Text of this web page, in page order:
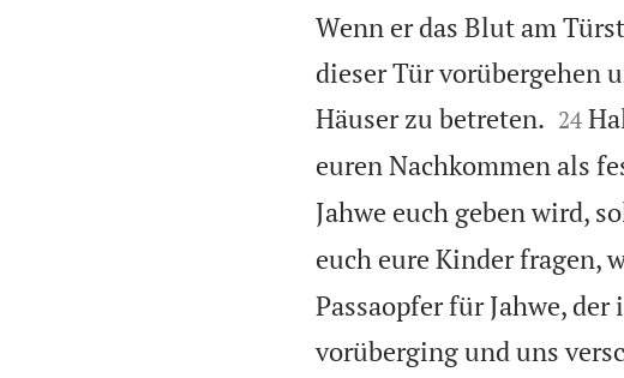
Wenn er das Blut am
dieser Tür vorübergehen
Häuser zu betreten.
24
euren Nachkommen als
Jahwe euch geben wird,
euch eure Kinder fragen,
Passaopfer für Jahwe,
vorüberging und uns